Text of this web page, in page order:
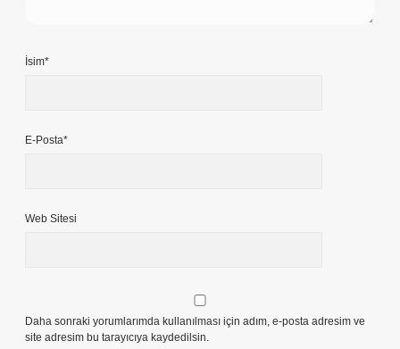
İsim*
E-Posta*
Web Sitesi
Daha sonraki yorumlarımda kullanılması için adım, e-posta adresim ve
site adresim bu tarayıcıya kaydedilsin.